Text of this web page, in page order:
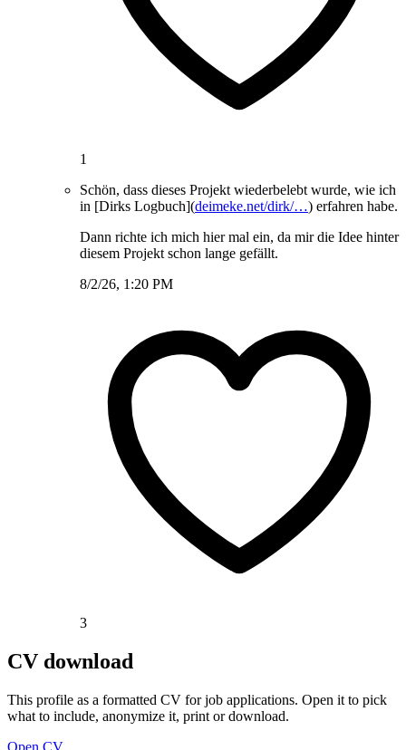
1
Schön, dass dieses Projekt wiederbelebt wurde, wie ich
in [Dirks Logbuch](deimeke.net/dirk/…) erfahren habe.
Dann richte ich mich hier mal ein, da mir die Idee hinter
diesem Projekt schon lange gefällt.
8/2/26, 1:20 PM
3
CV download
This profile as a formatted CV for job applications. Open it to pick
what to include, anonymize it, print or download.